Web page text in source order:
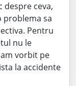
despre ceva,
problema sa
Pentru
nu le
am vorbit pe
la accidente